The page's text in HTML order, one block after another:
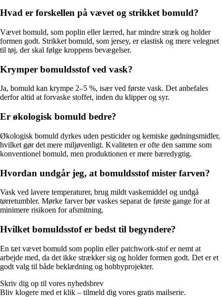
Hvad er forskellen på vævet og strikket bomuld?
Vævet bomuld, som poplin eller lærred, har mindre stræk og holder
formen godt. Strikket bomuld, som jersey, er elastisk og mere velegnet
til tøj, der skal følge kroppens bevægelser.
Krymper bomuldsstof ved vask?
Ja, bomuld kan krympe 2–5 %, især ved første vask. Det anbefales
derfor altid at forvaske stoffet, inden du klipper og syr.
Er økologisk bomuld bedre?
Økologisk bomuld dyrkes uden pesticider og kemiske gødningsmidler,
hvilket gør det mere miljøvenligt. Kvaliteten er ofte den samme som
konventionel bomuld, men produktionen er mere bæredygtig.
Hvordan undgår jeg, at bomuldsstof mister farven?
Vask ved lavere temperaturer, brug mildt vaskemiddel og undgå
tørretumbler. Mørke farver bør vaskes separat de første gange for at
minimere risikoen for afsmitning.
Hvilket bomuldsstof er bedst til begyndere?
En tæt vævet bomuld som poplin eller patchwork-stof er nemt at
arbejde med, da det ikke strækker sig og holder formen godt. Det er et
godt valg til både beklædning og hobbyprojekter.
Skriv dig op til vores nyhedsbrev
Bliv klogere med et klik – tilmeld dig vores gratis mailserie.